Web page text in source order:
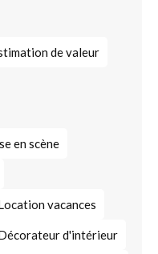
de valeur
en scène
vacances
d'intérieur